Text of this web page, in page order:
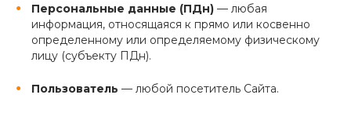
Персональные данные (ПДн) — любая
информация, относящаяся к прямо или косвенно
определенному или определяемому физическому
лицу (субъекту ПДн).
Пользователь — любой посетитель Сайта.